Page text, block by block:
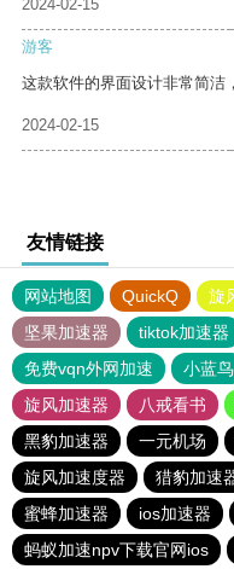
2024-02-15
游客
这款软件的界面设计非常简洁
2024-02-15
友情链接
网站地图 QuickQ 旋
坚果加速器
tiktok加速器
免费vqn外网加速
小蓝鸟
旋风加速器
八戒看书
黑豹加速器
一元机场
旋风加速度器
猎豹加速
蜜蜂加速器
ios加速器
蚂蚁加速npv下载官网ios